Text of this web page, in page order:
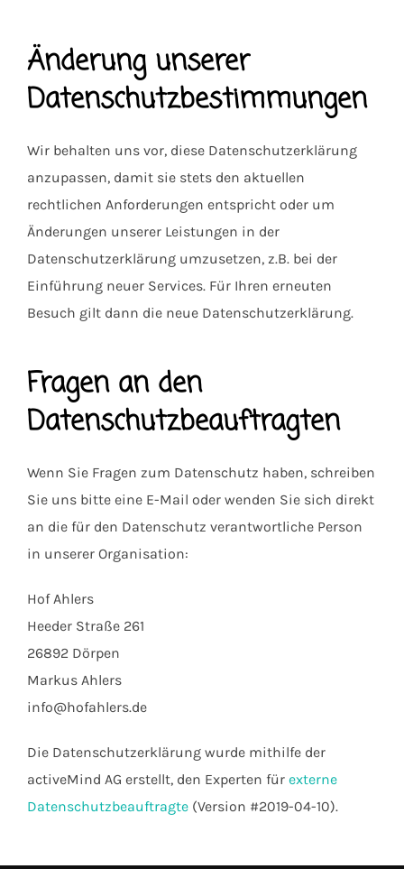
Änderung unserer
Datenschutzbestimmungen
Wir behalten uns vor, diese Datenschutzerklärung
anzupassen, damit sie stets den aktuellen
rechtlichen Anforderungen entspricht oder um
Änderungen unserer Leistungen in der
Datenschutzerklärung umzusetzen, z.B. bei der
Einführung neuer Services. Für Ihren erneuten
Besuch gilt dann die neue Datenschutzerklärung.
Fragen an den
Datenschutzbeauftragten
Wenn Sie Fragen zum Datenschutz haben, schreiben
Sie uns bitte eine E-Mail oder wenden Sie sich direkt
an die für den Datenschutz verantwortliche Person
in unserer Organisation:
Hof Ahlers
Heeder Straße 261
26892 Dörpen
Markus Ahlers
info@hofahlers.de
Die Datenschutzerklärung wurde mithilfe der
activeMind AG erstellt, den Experten für externe
Datenschutzbeauftragte (Version #2019-04-10).